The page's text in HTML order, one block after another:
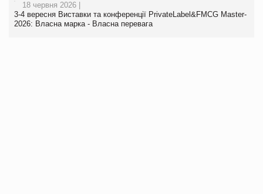
18 червня 2026 |
3-4 вересня Виставки та конференції PrivateLabel&FMCG Master-
2026: Власна марка - Власна перевага